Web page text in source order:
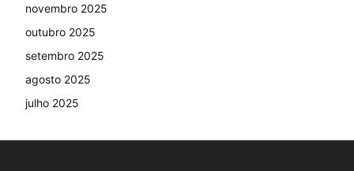
novembro 2025
outubro 2025
setembro 2025
agosto 2025
julho 2025